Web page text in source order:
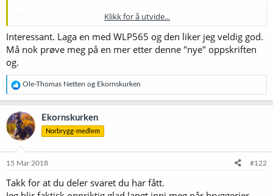
Thanks for contacting us, Morten, and thank you for your
may find helpful when brewing a saison similar to our
Tank 7 Farmhouse Ale:
Malt
Pale Malt – 97.4%
Malted Wheat – 2.6
Mash Schedule
63 C – 45 minutes
Mash off at 78
Klikk for å utvide...
Interessant. Laga en med WLP565 og den liker jeg veldig god.
Må nok prøve meg på en mer etter denne "nye" oppskriften
og.
R
e
a
k
s
j
o
e
:
Ole-Thomas Netten og Ekornskurken
Ekornskurken
Norbrygg-medlem
15 Mar 2018 #122
Takk for at du deler svaret du har fått.